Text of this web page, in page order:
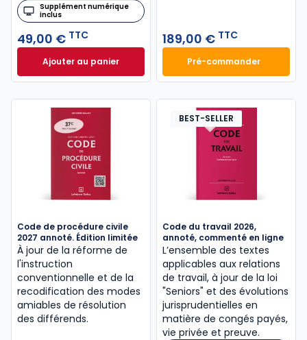
Supplément numérique
inclus
49,00 € TTC
Ajouter au panierCode civil 2027, annoté à 49,00 € TTC
189,00 € TTC
Pré-commander
Mémento
Code de procédure civile
2027 annoté. Édition limitée
À jour de la réforme de
l'instruction
conventionnelle et de la
recodification des modes
amiables de résolution
des différends.
BEST-SELLER
Code du travail 2026,
annoté, commenté en ligne
L’ensemble des textes
applicables aux relations
de travail, à jour de la loi
"Seniors" et des évolutions
jurisprudentielles en
matière de congés payés,
vie privée et preuve.